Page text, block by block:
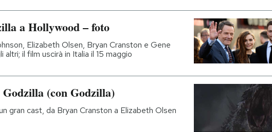
a Hollywood – foto
Elizabeth Olsen, Bryan Cranston e Gene
altri; il film uscirà in Italia il 15 maggio
(con Godzilla)
gran cast, da Bryan Cranston a Elizabeth Olsen